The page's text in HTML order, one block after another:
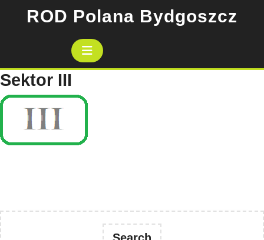
ROD Polana Bydgoszcz
Open
Sektor III